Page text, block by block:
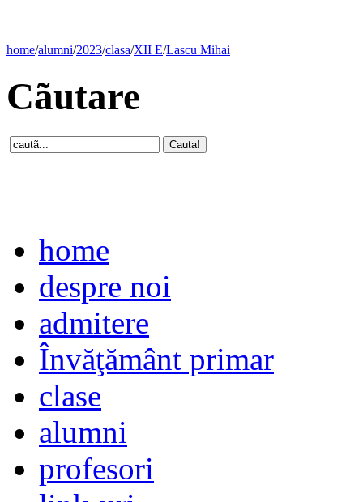
home/alumni/2023/clasa/XII E/Lascu Mihai
Cãutare
home
despre noi
admitere
Învăţământ primar
clase
alumni
profesori